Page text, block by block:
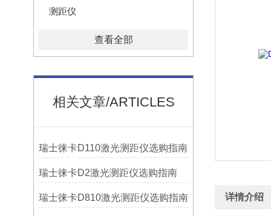
测距仪
查看全部
相关文章/ARTICLES
瑞士徕卡D110激光测距仪选购指南
瑞士徕卡D2激光测距仪选购指南
瑞士徕卡D810激光测距仪选购指南 详情介绍